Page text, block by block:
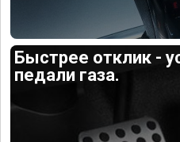
Быстрее отклик -
педали газа.